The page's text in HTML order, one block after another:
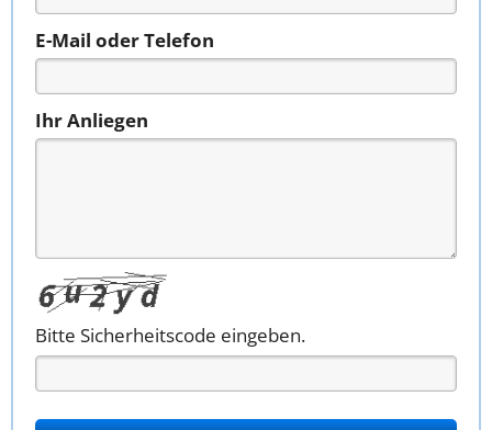
E-Mail oder Telefon
Ihr Anliegen
Bitte Sicherheitscode eingeben.